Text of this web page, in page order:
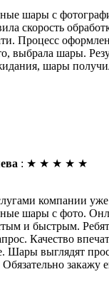
шары с
скорость
Процесс
выбрала шары.
шары
: ★ ★ ★ ★ ★
компании
шары с фото.
и быстрым.
Качество
Шары выглядят
закажу